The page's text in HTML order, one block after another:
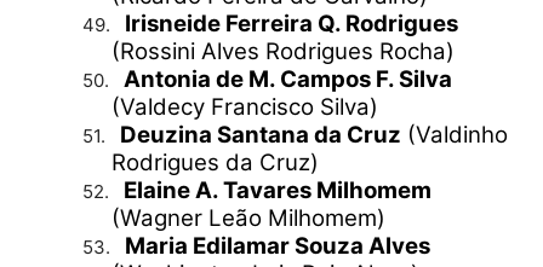
49.
Irisneide Ferreira Q. Rodrigues
(Rossini Alves Rodrigues Rocha)
50.
Antonia de M. Campos F. Silva
(Valdecy Francisco Silva)
51. Deuzina Santana da Cruz (Valdinho
Rodrigues da Cruz)
52.
Elaine A. Tavares Milhomem
(Wagner Leão Milhomem)
53.
Maria Edilamar Souza Alves